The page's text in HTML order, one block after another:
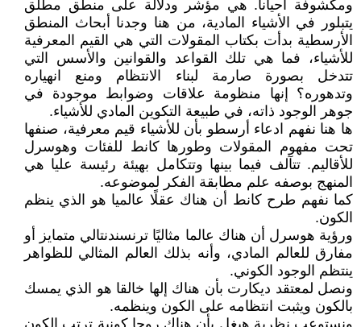
ومكشوفة أحياناً. هي مؤشر ودلالة على منطق مطلق
يتبلور في الأشياء المادية، من هنا وجدنا أبحاث المنطق
الأرسطية بدأت بكتاب المقولات التي هي القيم المعرفية
للأشياء، فما هي تلك القواعد والقوانين والأسس التي
تتدخل بصورة صارمة لبناء الانتظام ومنع انهياره
وتدهوره؟ إنها منظومة علاقات وضوابط موجودة في
جوهر الوجود ذاته، في طبيعة التكوين المادي للأشياء.
ها هنا نفهم ادعاء أرسطو بأن للأشياء قيم معرفية، صنفها
تحت مفهوم المقولات وطورها كانط للفئات وهوسرل
للأقاليم. تتآلف فيما بينها وتتكامل بهيئة رئيسة عليا هي
المنهج بوصفه علم مطابقة الفكر لموضوعه.
كما نفهم طرح كانط أن هناك عقلًا عالميا هو الذي ينظم
الكون.
ورؤية هوسرل أن هناك عالما مثاليًا ترنسندنتالي متمايز أو
مفارق للعالم المادي، وأنه بذلك العالم المثالي للظواهر
ينتظم الوجود الكوني.
ونصل لمعتقد ديكارت بأن هناك إلها خالقا هو الذي يمسك
بالكون ويثبت انتظامه على الكون وينظمه.